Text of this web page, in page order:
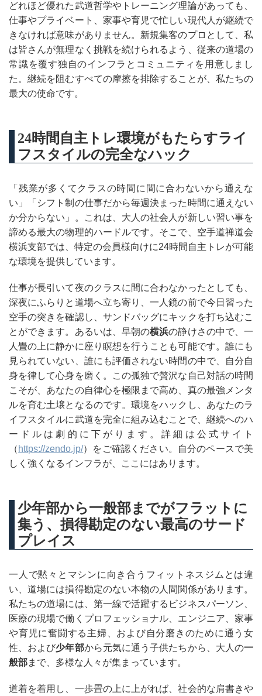
どれほど優れた武道哲学やトレーニング理論があっても、
仕事やプライベート、家事や育児で忙しい現代人が継続で
きなければ意味がありません。新規集客のプロとして、私
は皆さんが無理なく挑戦を続けられるよう、従来の道場の
常識を覆す独自のインフラとコミュニティを用意しまし
た。継続を阻むすべての摩擦を排除することが、私たちの
最大の使命です。
24時間自主トレ環境がもたらすライ
フスタイルの完全なハック
「残業が多くてクラスの時間に間に合わないから通えな
い」「シフト制の仕事だから毎週決まった時間に通えない
か分からない」。これは、大人の社会人が新しい習い事を
諦める最大の物理的ハードルです。そこで、空手道禅道会
横浜支部では、特定の会員様向けに24時間自主トレが可能
な環境を提供しています。
仕事が長引いて夜のクラスに間に合わなかったとしても、
深夜にふらりと道場へ立ち寄り、一人鏡の前で今日習った
空手の突きを確認し、サンドバッグにキックを打ち込むこ
とができます。あるいは、早朝の横浜の静けさの中で、一
人畳の上に静かに座り瞑想を行うことも可能です。誰にも
見られていない、誰にも評価されない時間の中で、自分自
身を律して心身を磨く。この孤独で贅沢な自己対話の時間
こそが、あなたの自律心を極限まで高め、真の最強メンタ
ルを育む土壌となるのです。環境をハックし、あなたのラ
イフスタイルに武道を完全に組み込むことで、継続へのハ
ードルは劇的に下がります。詳細は公式サイト
（ https://zendo.jp/）をご確認ください。自分のペースで美
しく強くなるインフラが、ここにはあります。
少年部から一般部までがフラットに
集う、損得勘定のない最高のサード
プレイス
一人で黙々とマシンに向き合うフィットネスジムとは違
い、道場には損得勘定のない本物の人間関係があります。
私たちの道場には、第一線で活躍するビジネスパーソン、
医療の現場で働くプロフェッショナル、エンジニア、家事
や育児に奮闘する主婦、および自分磨きのために通う女
性、および少年部から元気に通う子供たちから、大人の一
般部まで、多様な人々が集まっています。
道着を着用し、一歩畳の上に上がれば、社会的な肩書きや